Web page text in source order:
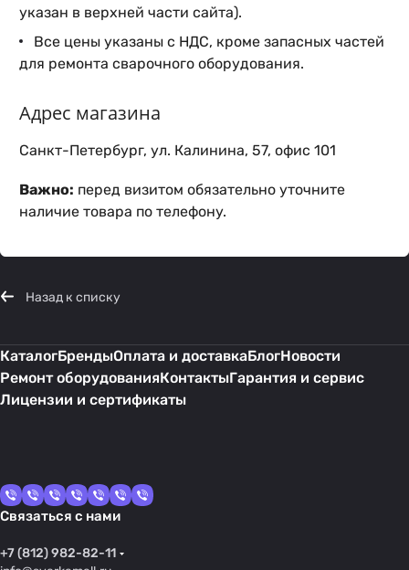
указан в верхней части сайта).
Все цены указаны с НДС, кроме запасных частей
для ремонта сварочного оборудования.
Адрес магазина
Санкт-Петербург, ул. Калинина, 57, офис 101
Важно: перед визитом обязательно уточните
наличие товара по телефону.
Назад к списку
КаталогБрендыОплата и доставкаБлогНовости
Ремонт оборудованияКонтактыГарантия и сервис
Лицензии и сертификаты
Связаться с нами
+7 (812) 982-82-11